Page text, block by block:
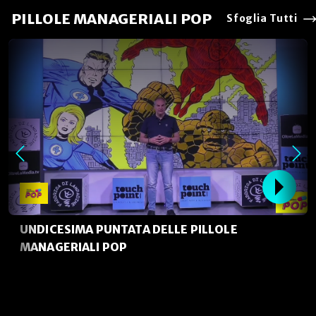
PILLOLE MANAGERIALI POP Sfoglia Tutti
UNDICESIMA PUNTATA DELLE PILLOLE
MANAGERIALI POP